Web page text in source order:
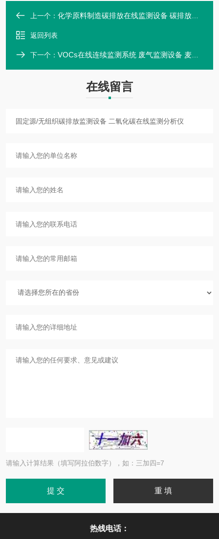
上一个： 化学原料制造碳排放在线监测设备 碳排放监测的CO、CO2、CH4分析仪
返回列表
下一个： VOCs在线连续监测系统 废气监测设备 麦越M-3000S型
在线留言
请输入计算结果（填写阿拉伯数字），如：三加四=7
热线电话：